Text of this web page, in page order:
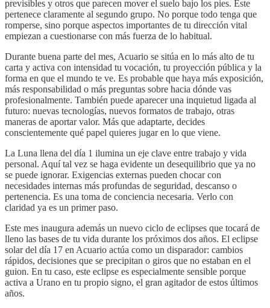
previsibles y otros que parecen mover el suelo bajo los pies. Este
pertenece claramente al segundo grupo. No porque todo tenga que
romperse, sino porque aspectos importantes de tu dirección vital
empiezan a cuestionarse con más fuerza de lo habitual.
Durante buena parte del mes, Acuario se sitúa en lo más alto de tu
carta y activa con intensidad tu vocación, tu proyección pública y la
forma en que el mundo te ve. Es probable que haya más exposición,
más responsabilidad o más preguntas sobre hacia dónde vas
profesionalmente. También puede aparecer una inquietud ligada al
futuro: nuevas tecnologías, nuevos formatos de trabajo, otras
maneras de aportar valor. Más que adaptarte, decides
conscientemente qué papel quieres jugar en lo que viene.
La Luna llena del día 1 ilumina un eje clave entre trabajo y vida
personal. Aquí tal vez se haga evidente un desequilibrio que ya no
se puede ignorar. Exigencias externas pueden chocar con
necesidades internas más profundas de seguridad, descanso o
pertenencia. Es una toma de conciencia necesaria. Verlo con
claridad ya es un primer paso.
Este mes inaugura además un nuevo ciclo de eclipses que tocará de
lleno las bases de tu vida durante los próximos dos años. El eclipse
solar del día 17 en Acuario actúa como un disparador: cambios
rápidos, decisiones que se precipitan o giros que no estaban en el
guion. En tu caso, este eclipse es especialmente sensible porque
activa a Urano en tu propio signo, el gran agitador de estos últimos
años.